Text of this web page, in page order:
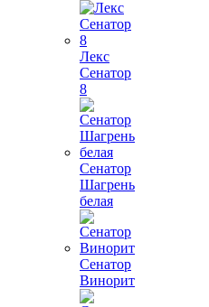
Лекс
Сенатор
8
Сенатор
Шагрень
белая
Сенатор
Винорит